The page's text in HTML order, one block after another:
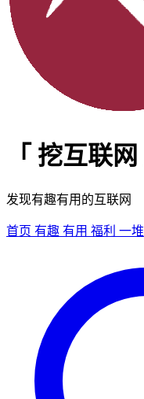
「 挖互联网
发现有趣有用的互联网
首页 有趣 有用 福利 一堆